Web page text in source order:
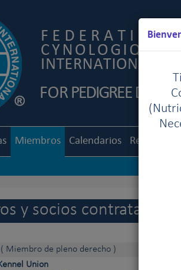
Miembros Calendarios
y socios contratantes
( Miembro de pleno derecho )
Union